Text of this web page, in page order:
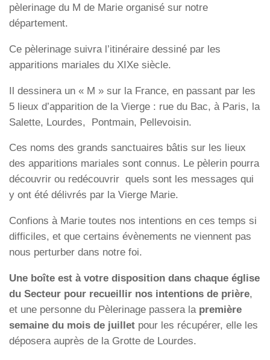
pèlerinage du M de Marie organisé sur notre
département.
Ce pèlerinage suivra l’itinéraire dessiné par les
apparitions mariales du XIXe siècle.
Il dessinera un « M » sur la France, en passant par les
5 lieux d’apparition de la Vierge : rue du Bac, à Paris, la
Salette, Lourdes, Pontmain, Pellevoisin.
Ces noms des grands sanctuaires bâtis sur les lieux
des apparitions mariales sont connus. Le pèlerin pourra
découvrir ou redécouvrir quels sont les messages qui
y ont été délivrés par la Vierge Marie.
Confions à Marie toutes nos intentions en ces temps si
difficiles, et que certains évènements ne viennent pas
nous perturber dans notre foi.
Une boîte est à votre disposition dans chaque église
du Secteur pour recueillir nos intentions de prière,
et une personne du Pèlerinage passera la première
semaine du mois de juillet pour les récupérer, elle les
déposera auprès de la Grotte de Lourdes.